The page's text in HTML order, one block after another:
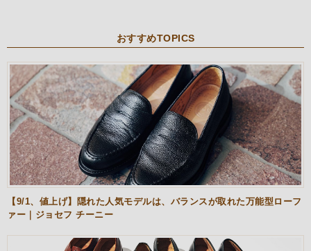
おすすめTOPICS
【9/1、値上げ】隠れた人気モデルは、バランスが取れた万能型ローフ
ァー｜ジョセフ チーニー